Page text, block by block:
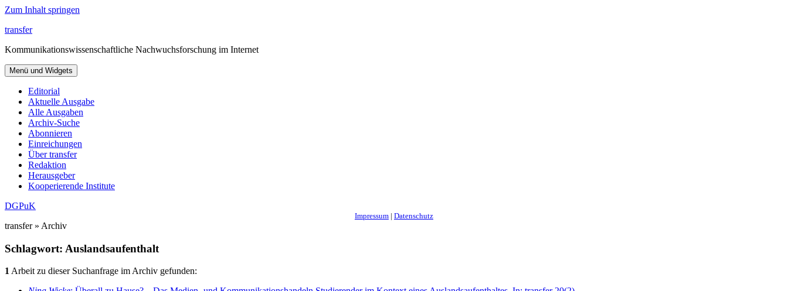
Zum Inhalt springen
transfer
Kommunikationswissenschaftliche Nachwuchsforschung im Internet
Menü und Widgets
Editorial
Aktuelle Ausgabe
Alle Ausgaben
Archiv-Suche
Abonnieren
Einreichungen
Über transfer
Redaktion
Herausgeber
Kooperierende Institute
DGPuK
Impressum | Datenschutz
transfer » Archiv
Schlagwort: Auslandsaufenthalt
1Arbeit zu dieser Suchanfrage im Archiv gefunden: